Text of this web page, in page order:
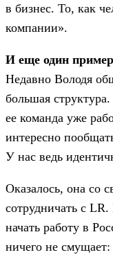
в бизнес. То, как
компании».
И еще один
Недавно Володя
большая
ее команда уже
интересно
У нас ведь
Оказалось, она со
сотрудничать с
начать работу в
ничего не